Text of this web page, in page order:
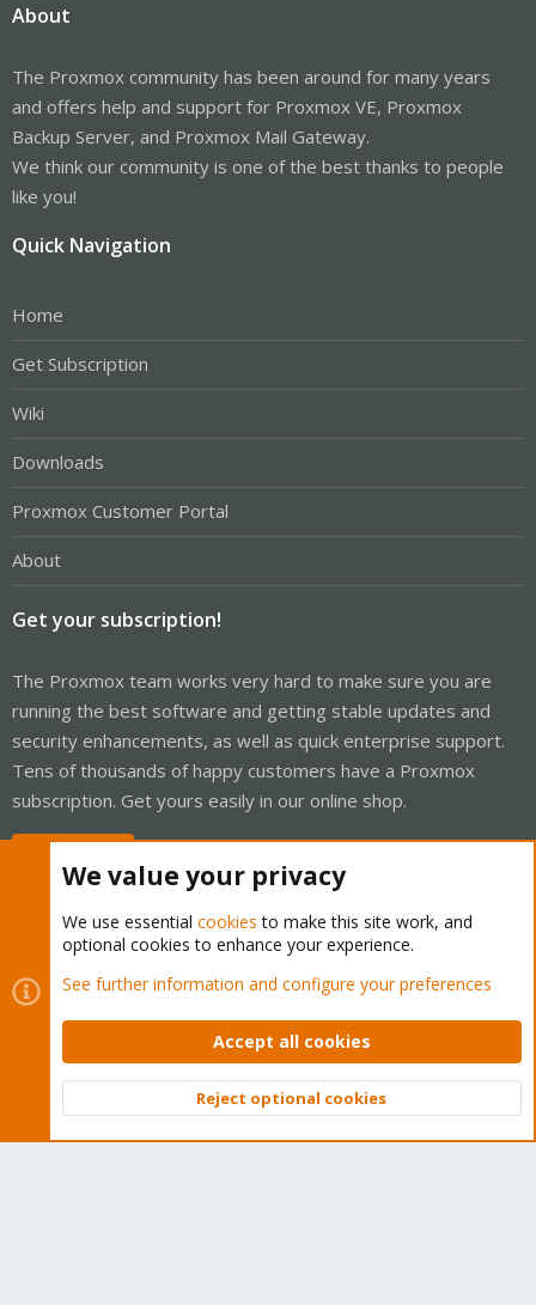
About
The Proxmox community has been around for many years
and offers help and support for Proxmox VE, Proxmox
Backup Server, and Proxmox Mail Gateway.
We think our community is one of the best thanks to people
like you!
Quick Navigation
Home
Get Subscription
Wiki
Downloads
Proxmox Customer Portal
About
Get your subscription!
The Proxmox team works very hard to make sure you are
running the best software and getting stable updates and
security enhancements, as well as quick enterprise support.
Tens of thousands of happy customers have a Proxmox
subscription. Get yours easily in our online shop.
Cookies
Proxmox Support Forum - Light Mode
Contact us
Terms and rules Privacy policy Help Home
Community platform by XenForo © 2010-2026 XenForo Ltd.
Top
We value your privacy
We use essential cookies to make this site work, and
optional cookies to enhance your experience.
See further information and configure your preferences
Accept all cookies
Reject optional cookies